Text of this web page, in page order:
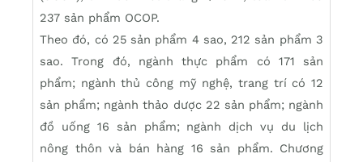
237 sản phẩm OCOP.
Theo đó, có 25 sản phẩm 4 sao, 212 sản phẩm 3
sao. Trong đó, ngành thực phẩm có 171 sản
phẩm; ngành thủ công mỹ nghệ, trang trí có 12
sản phẩm; ngành thảo dược 22 sản phẩm; ngành
đồ uống 16 sản phẩm; ngành dịch vụ du lịch
nông thôn và bán hàng 16 sản phẩm. Chương